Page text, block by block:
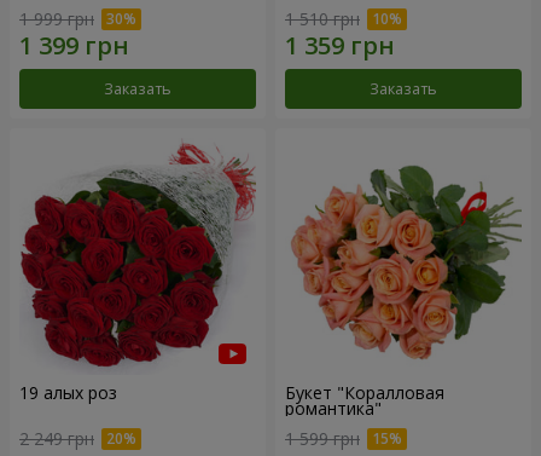
1 999 грн
Заказать
1 510 грн
Заказать
19 алых роз
2 249 грн
Букет "Коралловая
романтика"
1 599 грн